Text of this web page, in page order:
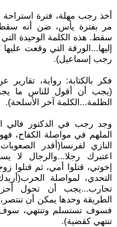
أخذ رجب مهلة، فترة
مر بفترة يأس، ضن أنه
سقط. هذه الكلمة الوحيدة
إليها...الورقة التي وقعت
رجب إسماعيل).
فكر بالكتابة: رواية،
(يجب أن أقول للناس ما
الظلمة...الكلمة آخر الأسلحة).
وجد رجب في الدكتور فالي
الملهم في مواصلة الكفاح،
النازي لفرنسا(أقدر
اعتبرك رجلا...والرجال لا
إخوتي، قتلوا أمي، ثم قتلوا
التحدي، لمواصلة
تحارب...يجب أن تحول
الطريقة وحدها يمكن أن
فسوف تستسلم وتنتهي،
تنتهي كقضية).